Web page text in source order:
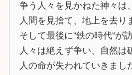
争う人々を見かねた神々は
人間を見捨て、地上を去り
そして最後に”鉄の時代”が
人々は絶えず争い、自然は
人の命が失われていきまし